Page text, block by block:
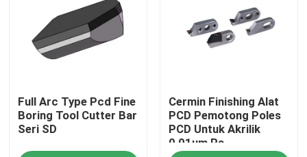
Tentang kita
Wisata pabrik
Kontrol kualitas
Full Arc Type Pcd Fine
Boring Tool Cutter Bar
Seri SD
Cermin Finishing Alat
PCD Pemotong Poles
PCD Untuk Akrilik
0,01um Ra